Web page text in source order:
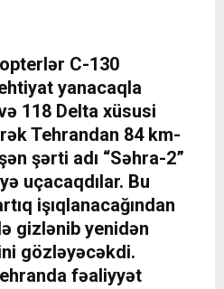
C-130
yanacaqla
118 Delta xüsusi
Tehrandan 84 km-
şərti adı “Səhra-2”
uçacaqdılar. Bu
işıqlanacağından
gizlənib yenidən
gözləyəcəkdi.
fəaliyyət